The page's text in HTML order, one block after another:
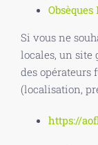
Si vous ne
locales, un site
des opérateurs
(localisation,
https://